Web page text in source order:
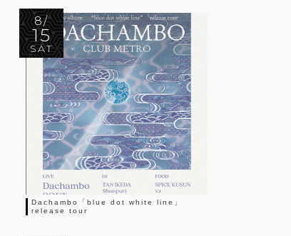
8/
15
SAT
Dachambo「blue dot white line」
release tour